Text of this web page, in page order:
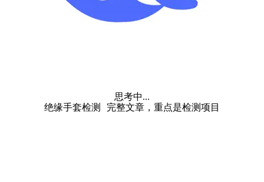
思考中...
绝缘手套检测 完整文章，重点是检测项目